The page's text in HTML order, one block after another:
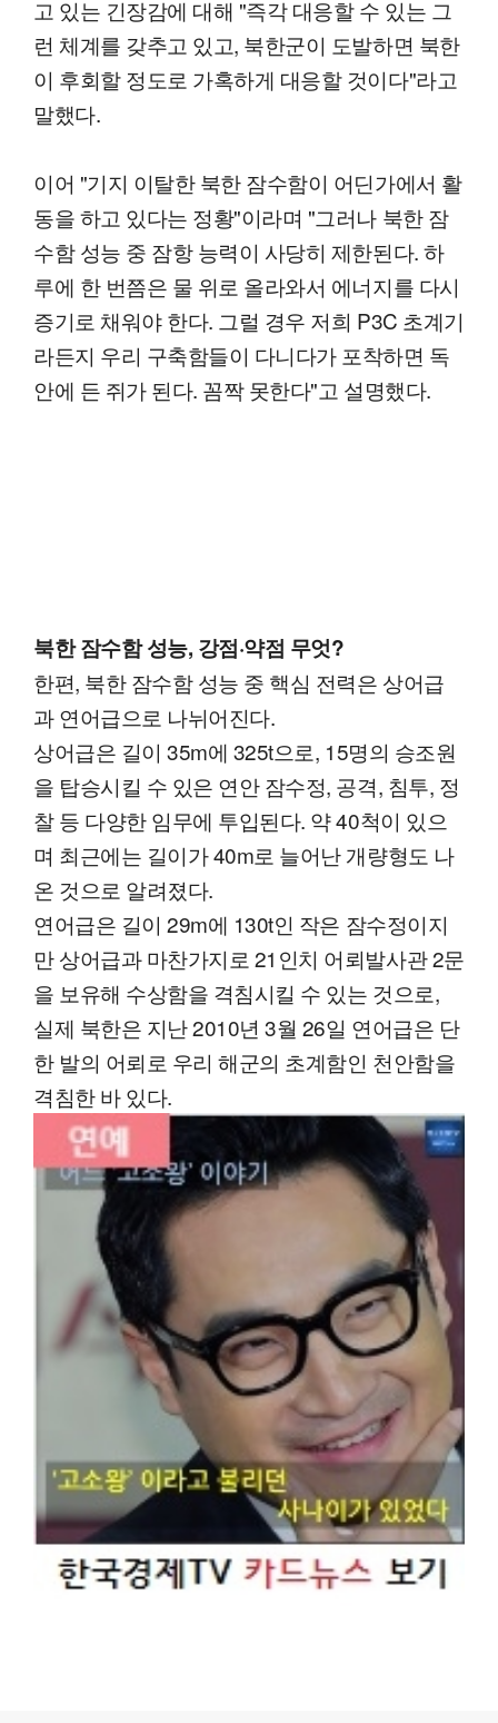
고 있는 긴장감에 대해 "즉각 대응할 수 있는 그
런 체계를 갖추고 있고, 북한군이 도발하면 북한
이 후회할 정도로 가혹하게 대응할 것이다"라고
말했다.
이어 "기지 이탈한 북한 잠수함이 어딘가에서 활
동을 하고 있다는 정황"이라며 "그러나 북한 잠
수함 성능 중 잠항 능력이 사당히 제한된다. 하
루에 한 번쯤은 물 위로 올라와서 에너지를 다시
증기로 채워야 한다. 그럴 경우 저희 P3C 초계기
라든지 우리 구축함들이 다니다가 포착하면 독
안에 든 쥐가 된다. 꼼짝 못한다"고 설명했다.
북한 잠수함 성능, 강점·약점 무엇?
한편, 북한 잠수함 성능 중 핵심 전력은 상어급
과 연어급으로 나뉘어진다.
상어급은 길이 35m에 325t으로, 15명의 승조원
을 탑승시킬 수 있은 연안 잠수정, 공격, 침투, 정
찰 등 다양한 임무에 투입된다. 약 40척이 있으
며 최근에는 길이가 40m로 늘어난 개량형도 나
온 것으로 알려졌다.
연어급은 길이 29m에 130t인 작은 잠수정이지
만 상어급과 마찬가지로 21인치 어뢰발사관 2문
을 보유해 수상함을 격침시킬 수 있는 것으로,
실제 북한은 지난 2010년 3월 26일 연어급은 단
한 발의 어뢰로 우리 해군의 초계함인 천안함을
격침한 바 있다.